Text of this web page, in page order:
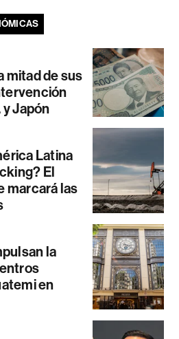
mitad de sus
y Japón
Latina
El
marcará las
la
en